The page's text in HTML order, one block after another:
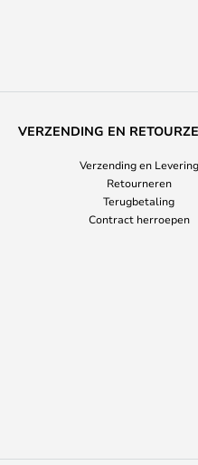
VERZENDING EN
Verzending en Levering
Retourneren
Terugbetaling
Contract herroepen